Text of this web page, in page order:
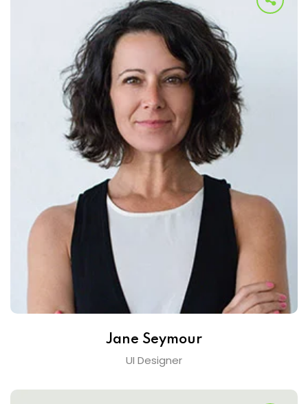
Jane Seymour
UI Designer